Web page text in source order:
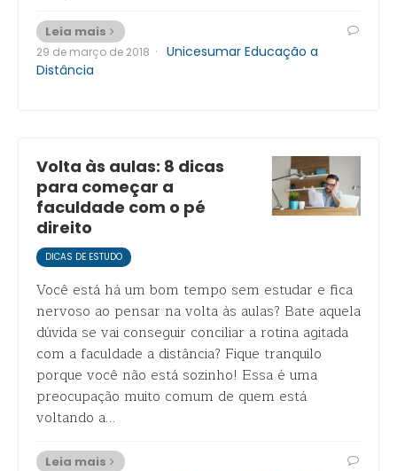
Leia mais
29 de março de 2018 · Unicesumar Educação a
Distância
Volta às aulas: 8 dicas
para começar a
faculdade com o pé
direito
DICAS DE ESTUDO
Você está há um bom tempo sem estudar e fica
nervoso ao pensar na volta às aulas? Bate aquela
dúvida se vai conseguir conciliar a rotina agitada
com a faculdade a distância? Fique tranquilo
porque você não está sozinho! Essa é uma
preocupação muito comum de quem está
voltando a…
Leia mais